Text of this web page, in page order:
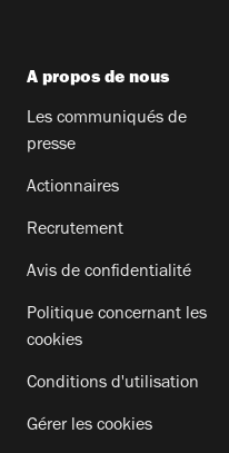
A propos de nous
Les communiqués de
presse
Actionnaires
Recrutement
Avis de confidentialité
Politique concernant les
cookies
Conditions d'utilisation
Gérer les cookies